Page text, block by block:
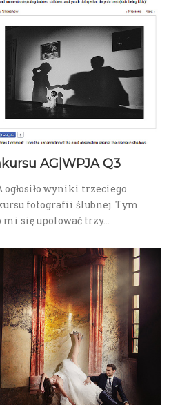
AG|WPJA Q3
ogłosiło wyniki trzeciego
fotografii ślubnej. Tym
mi się upolować trzy…